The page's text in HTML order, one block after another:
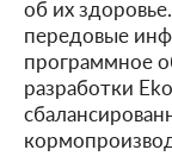
об их
передовые
программное
разработки